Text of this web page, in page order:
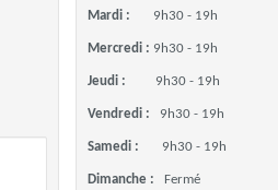
Mardi : 9h30 - 19h
Mercredi : 9h30 - 19h
Jeudi : 9h30 - 19h
Vendredi : 9h30 - 19h
Samedi : 9h30 - 19h
Dimanche : Fermé